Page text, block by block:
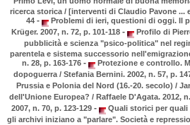
ricerca storica / [interventi di Claudio Pavone ...
44 -
Problemi di ieri, questioni di oggi. Il
Krüger. 2007, n. 72, p. 101-118 -
Profilo di
pubblicità e scienza "psico-politica" nel
parentela e sistema successorio
n. 28, p. 163-176 -
Protezione e controllo.
dopoguerra / Stefania Bernini. 2002, n. 57, p.
Prussia e Polonia del Nord (16.-20. secolo) /
dell'Unione Europea? / Raffaele D'Agata. 2012,
2007, n. 70, p. 123-129 -
Quali storici per quali
gli archivi iniziano a "parlare". Società e